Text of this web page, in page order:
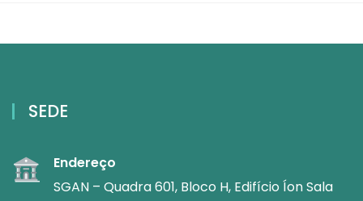
SEDE
Endereço
SGAN – Quadra 601, Bloco H, Edifício Íon Sala